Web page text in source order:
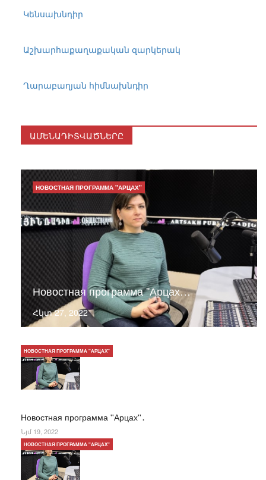
Կենսախնդիր
Աշխարհաքաղաքական զարկերակ
Ղարաբաղյան հիմնախնդիր
ԱՄԵՆԱԴԻՏՎԱԾՆԵՐԸ
Новостная программа ''Арцах…
Հկտ 27, 2022
НОВОСТНАЯ ПРОГРАММА "АРЦАХ"
Новостная программа ''Арцах''․
НОВОСТНАЯ ПРОГРАММА "АРЦАХ"
Նյմ 19, 2022
НОВОСТНАЯ ПРОГРАММА "АРЦАХ"